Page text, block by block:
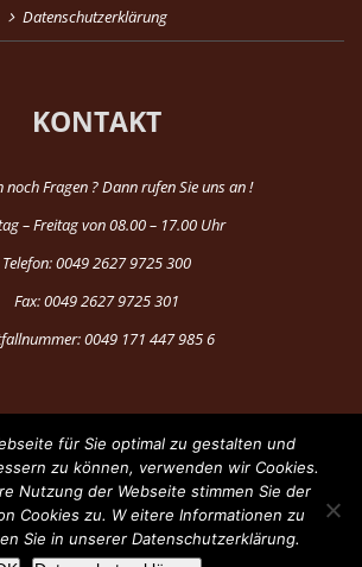
Datenschutzerklärung
KONTAKT
noch Fragen ? Dann rufen Sie uns an !
– Freitag von 08.00 – 17.00 Uhr
Telefon: 0049 2627 9725 300
Fax: 0049 2627 9725 301
0049 171 447 985 6
1997-2024 by Fun Production
FacebookYouTube
für Sie optimal zu gestalten und
zu können, verwenden wir Cookies.
Nutzung der Webseite stimmen Sie der
Cookies zu. W eitere Informationen zu
Sie in unserer Datenschutzerklärung.